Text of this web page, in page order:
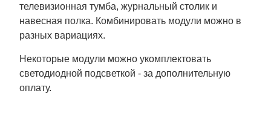
телевизионная тумба, журнальный столик и
навесная полка. Комбинировать модули можно в
разных вариациях.
Некоторые модули можно укомплектовать
светодиодной подсветкой - за дополнительную
оплату.